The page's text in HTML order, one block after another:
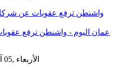
واشنطن ترفع عقوبات عن
GMT 14:29 2026 الأربعاء ,05 آب / أغسطس